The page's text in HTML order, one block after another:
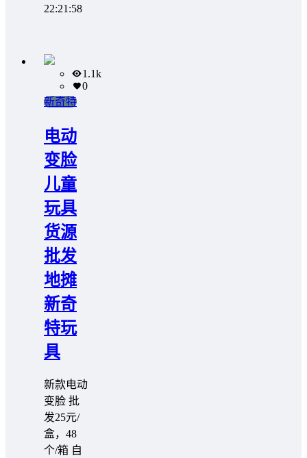
22:21:58
1.1k
0
新奇特
电动
变脸
儿童
玩具
货源
批发
地摊
新奇
特玩
具
️️新款电动
变脸 批
发25元/
盒，48
个/箱 自